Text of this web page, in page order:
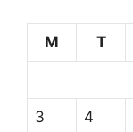
M
T
3 4